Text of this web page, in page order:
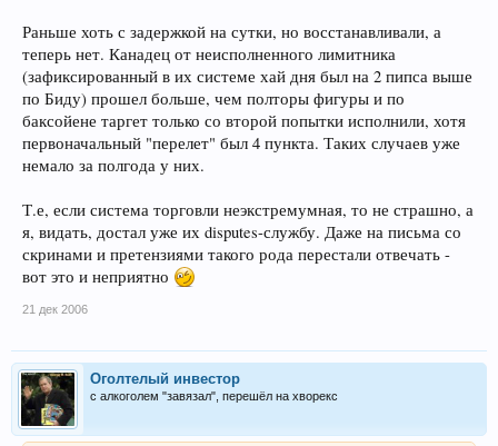
Раньше хоть с задержкой на сутки, но восстанавливали, а
теперь нет. Канадец от неисполненного лимитника
(зафиксированный в их системе хай дня был на 2 пипса выше
по Биду) прошел больше, чем полторы фигуры и по
баксойене таргет только со второй попытки исполнили, хотя
первоначальный "перелет" был 4 пункта. Таких случаев уже
немало за полгода у них.
Т.е, если система торговли неэкстремумная, то не страшно, а
я, видать, достал уже их disputes-службу. Даже на письма со
скринами и претензиями такого рода перестали отвечать -
вот это и неприятно
21 дек 2006
Оголтелый инвестoр
с алкоголем "завязал", перешёл на хворекс